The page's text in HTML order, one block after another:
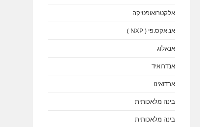
אלקטרואופטיקה
אנ.אקס.פי ( NXP )
אנאלוג
אנדרואיד
ארדואינו
בינה מלאכותית
בינה מלאכותית